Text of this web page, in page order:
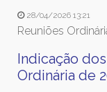
28/04/2026 13:21
Reuniões
Indicação
Ordinária de